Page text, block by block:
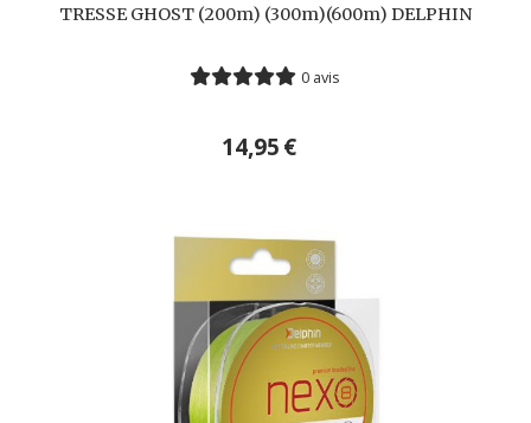
TRESSE GHOST (200m) (300m)(600m) DELPHIN
0 avis
14,95€